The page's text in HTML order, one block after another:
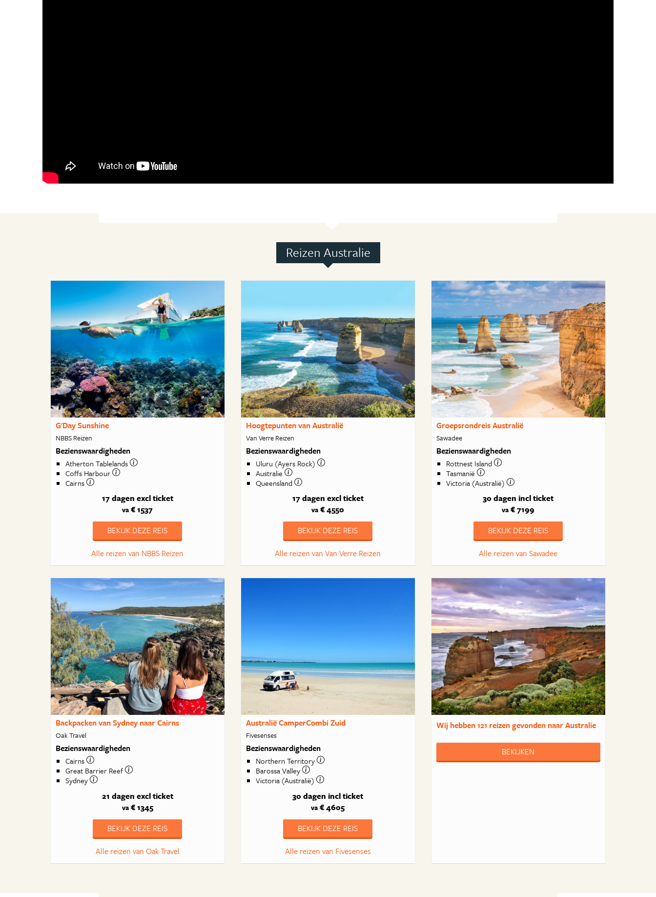
Reizen Australie
G'Day Sunshine
NBBS Reizen
Bezienswaardigheden
Atherton Tablelands
Coffs Harbour
Cairns
17 dagen excl ticket
va € 1537
BEKIJK DEZE REIS
Alle reizen van NBBS Reizen
Hoogtepunten van Australië
Van Verre Reizen
Bezienswaardigheden
Uluru (Ayers Rock)
Australie
Queensland
17 dagen excl ticket
va € 4550
BEKIJK DEZE REIS
Alle reizen van Van Verre Reizen
Groepsrondreis Australië
Sawadee
Bezienswaardigheden
Rottnest Island
Tasmanië
Victoria (Australië)
30 dagen incl ticket
va € 7199
BEKIJK DEZE REIS
Alle reizen van Sawadee
Backpacken van Sydney naar Cairns
Oak Travel
Bezienswaardigheden
Cairns
Great Barrier Reef
Sydney
21 dagen excl ticket
va€ 1345
BEKIJK DEZE REIS
Alle reizen van Oak Travel
Australië CamperCombi Zuid
Fivesenses
Bezienswaardigheden
Northern Territory
Barossa Valley
Victoria (Australië)
30 dagen incl ticket
va € 4605
BEKIJK DEZE REIS
Alle reizen van Fivesenses
Wij hebben121 reizengevonden naar Australie
BEKIJKEN